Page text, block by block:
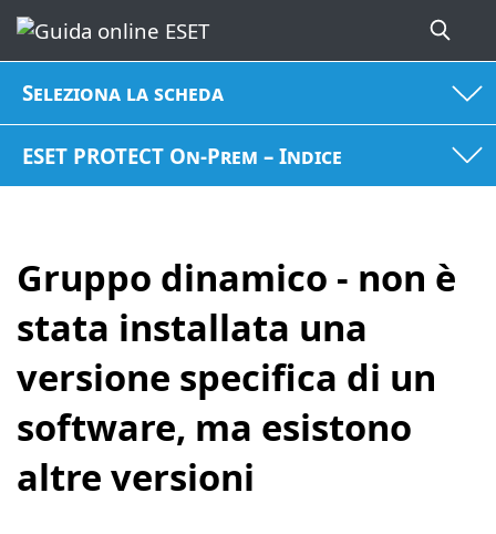
Seleziona la scheda
ESET PROTECT On-Prem – Indice
Gruppo dinamico - non è
stata installata una
versione specifica di un
software, ma esistono
altre versioni